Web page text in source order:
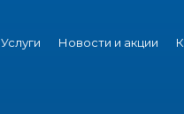
Услуги Новости и акции